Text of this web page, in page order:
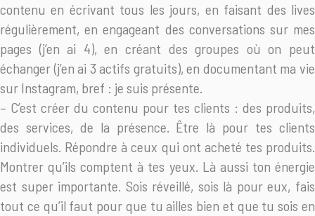
contenu en écrivant tous les jours, en faisant des lives
régulièrement, en engageant des conversations sur mes
pages (j’en ai 4), en créant des groupes où on peut
échanger (j’en ai 3 actifs gratuits), en documentant ma vie
sur Instagram, bref : je suis présente.
– C’est créer du contenu pour tes clients : des produits,
des services, de la présence. Être là pour tes clients
individuels. Répondre à ceux qui ont acheté tes produits.
Montrer qu’ils comptent à tes yeux. Là aussi ton énergie
est super importante. Sois réveillé, sois là pour eux, fais
tout ce qu’il faut pour que tu ailles bien et que tu sois en